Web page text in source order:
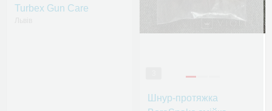
Turbex Gun Care
Шнур-протяжка